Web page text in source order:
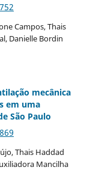
Campos, Thais
Danielle Bordin
mecânica
em uma
São Paulo
Thais Haddad
Mancilha